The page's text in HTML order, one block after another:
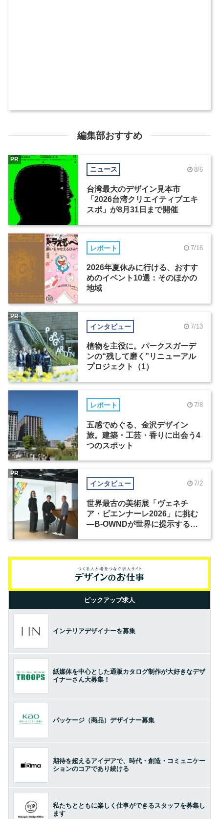
編集部おすすめ
ニュース 8/6
台湾最大のデザイン見本市
「2026台湾クリエイティブエキ
スポ」が8月31日まで開催
PR
レポート 7/16
2026年夏休みに行ける、おすす
めのイベント10選：そのほかの
地域
インタビュー 7/13
植物を主役に。パークスガーデ
ンの“残して磨く”リニューアル
プロジェクト（1）
PR
レポート 7/8
五感でめぐる、金沢デザイン
旅。建築・工芸・香りに出会う4
つのスポット
インタビュー 7/2
世界最古の美術展「ヴェネチ
ア・ビエンナーレ2026」に挑む
―B-OWNDが世界に提示する美
PR
ピックアップ求人
インテリアデザイナーを募集
紙媒体を中心とした通販カタログ制作が大好きなデザ
イナーさん大募集！
パッケージ（商品）デザイナー募集
期待を超えるアイデアで、時代・創造・コミュニケー
ションのコアであり続ける
私たちとともに楽しく仕事ができるスタッフを募集し
ます